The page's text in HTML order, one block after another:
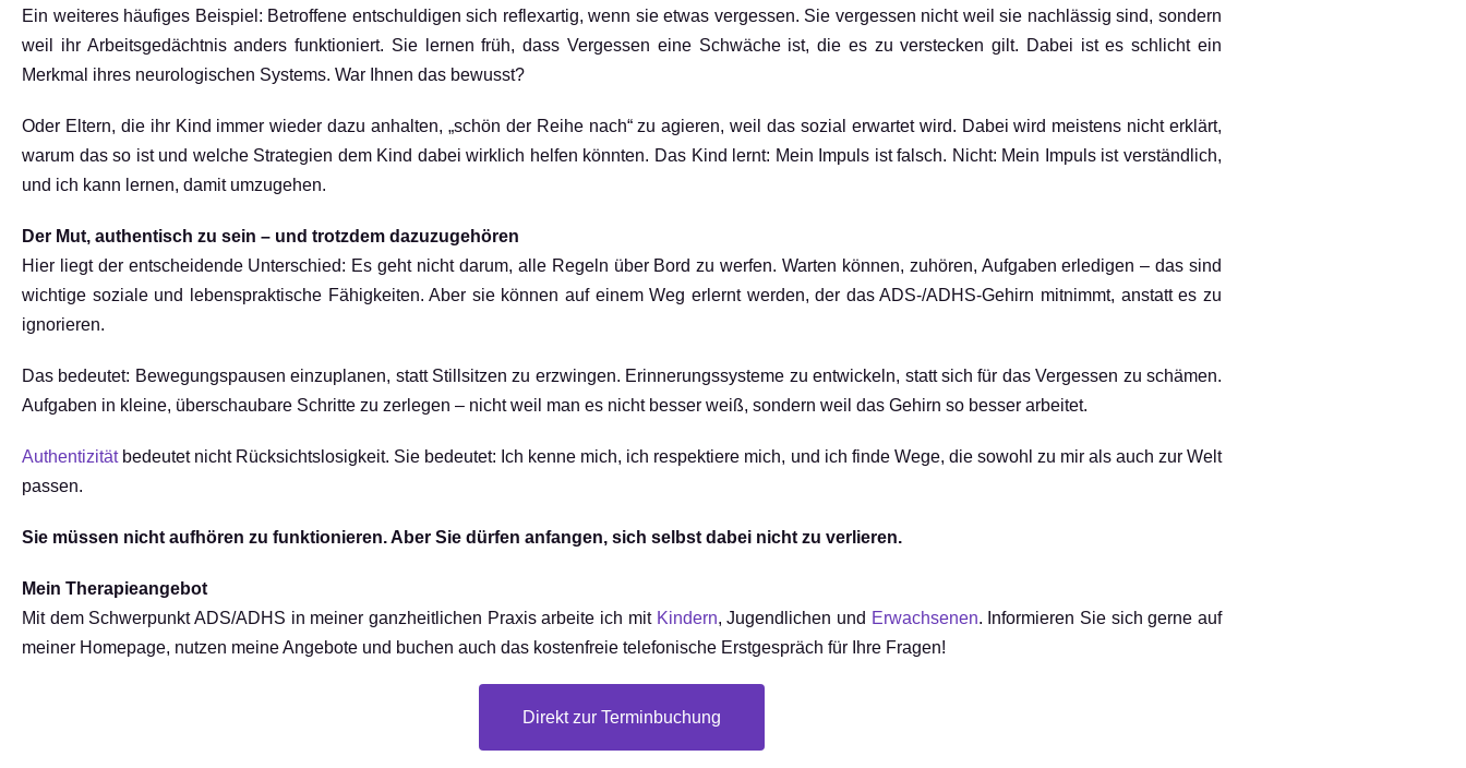
Ein weiteres häufiges Beispiel: Betroffene entschuldigen sich reflexartig, wenn sie etwas vergessen. Sie vergessen nicht weil sie nachlässig sind, sondern
weil ihr Arbeitsgedächtnis anders funktioniert. Sie lernen früh, dass Vergessen eine Schwäche ist, die es zu verstecken gilt. Dabei ist es schlicht ein
Merkmal ihres neurologischen Systems. War Ihnen das bewusst?
Oder Eltern, die ihr Kind immer wieder dazu anhalten, „schön der Reihe nach“ zu agieren, weil das sozial erwartet wird. Dabei wird meistens nicht erklärt,
warum das so ist und welche Strategien dem Kind dabei wirklich helfen könnten. Das Kind lernt: Mein Impuls ist falsch. Nicht: Mein Impuls ist verständlich,
und ich kann lernen, damit umzugehen.
Der Mut, authentisch zu sein – und trotzdem dazuzugehören
Hier liegt der entscheidende Unterschied: Es geht nicht darum, alle Regeln über Bord zu werfen. Warten können, zuhören, Aufgaben erledigen – das sind
wichtige soziale und lebenspraktische Fähigkeiten. Aber sie können auf einem Weg erlernt werden, der das ADS-/ADHS-Gehirn mitnimmt, anstatt es zu
ignorieren.
Das bedeutet: Bewegungspausen einzuplanen, statt Stillsitzen zu erzwingen. Erinnerungssysteme zu entwickeln, statt sich für das Vergessen zu schämen.
Aufgaben in kleine, überschaubare Schritte zu zerlegen – nicht weil man es nicht besser weiß, sondern weil das Gehirn so besser arbeitet.
Authentizitätbedeutet nicht Rücksichtslosigkeit. Sie bedeutet: Ich kenne mich, ich respektiere mich, und ich finde Wege, die sowohl zu mir als auch zur Welt
passen.
Sie müssen nicht aufhören zu funktionieren. Aber Sie dürfen anfangen, sich selbst dabei nicht zu verlieren.
Mein Therapieangebot
Mit dem Schwerpunkt ADS/ADHS in meiner ganzheitlichen Praxis arbeite ich mit Kindern, Jugendlichen und Erwachsenen. Informieren Sie sich gerne auf
meiner Homepage, nutzen meine Angebote und buchen auch das kostenfreie telefonische Erstgespräch für Ihre Fragen!
Direkt zur Terminbuchung